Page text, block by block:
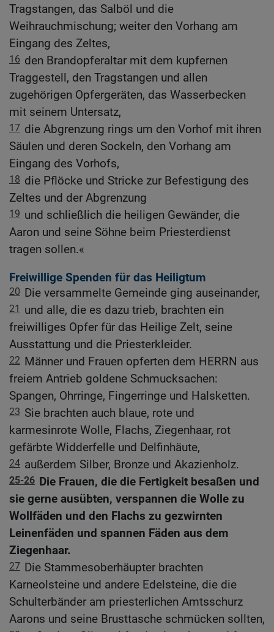
Tragstangen, das Salböl und die
Weihrauchmischung; weiter den Vorhang am
Eingang des Zeltes,
16 den Brandopferaltar mit dem kupfernen
Traggestell, den Tragstangen und allen
zugehörigen Opfergeräten, das Wasserbecken
mit seinem Untersatz,
17 die Abgrenzung rings um den Vorhof mit ihren
Säulen und deren Sockeln, den Vorhang am
Eingang des Vorhofs,
18 die Pflöcke und Stricke zur Befestigung des
Zeltes und der Abgrenzung
19 und schließlich die heiligen Gewänder, die
Aaron und seine Söhne beim Priesterdienst
tragen sollen.«
Freiwillige Spenden für das Heiligtum
20 Die versammelte Gemeinde ging auseinander,
21 und alle, die es dazu trieb, brachten ein
freiwilliges Opfer für das Heilige Zelt, seine
Ausstattung und die Priesterkleider.
22 Männer und Frauen opferten dem HERRN aus
freiem Antrieb goldene Schmucksachen:
Spangen, Ohrringe, Fingerringe und Halsketten.
23 Sie brachten auch blaue, rote und
karmesinrote Wolle, Flachs, Ziegenhaar, rot
gefärbte Widderfelle und Delfinhäute,
24 außerdem Silber, Bronze und Akazienholz.
25-26 Die Frauen, die die Fertigkeit besaßen und
sie gerne ausübten, verspannen die Wolle zu
Wollfäden und den Flachs zu gezwirnten
Leinenfäden und spannen Fäden aus dem
Ziegenhaar.
27 Die Stammesoberhäupter brachten
Karneolsteine und andere Edelsteine, die die
Schulterbänder am priesterlichen Amtsschurz
Aarons und seine Brusttasche schmücken sollten,